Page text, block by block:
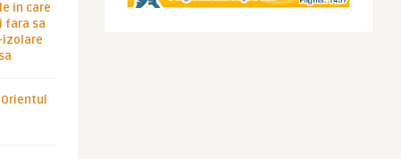
in care
fara sa
izolare